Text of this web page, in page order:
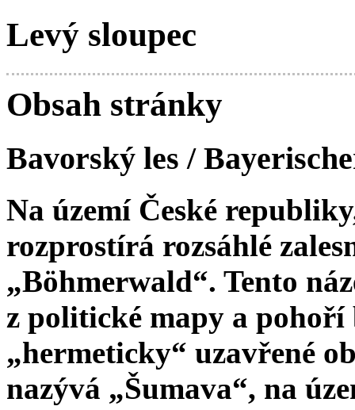
Levý sloupec
Obsah stránky
Bavorský les /
Na území České
rozprostírá rozsáhlé
„Böhmerwald“. Tento
z politické mapy a
„hermeticky“ uzavřené
nazývá „Šumava“, na